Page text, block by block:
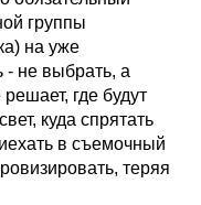
группы
на уже
- не выбрать, а
где будут
куда спрятать
в съемочный
теряя